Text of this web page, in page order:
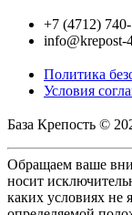
+7 (4712)
info@krepost-
Политика
Условия
База Крепость ©
Обращаем ваше
носит
каких условиях не